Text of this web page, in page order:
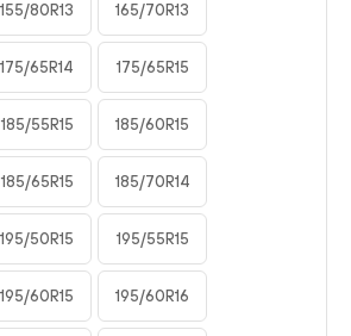
155/80R13 165/70R13
175/65R14 175/65R15
185/55R15 185/60R15
185/65R15 185/70R14
195/50R15 195/55R15
195/60R15 195/60R16